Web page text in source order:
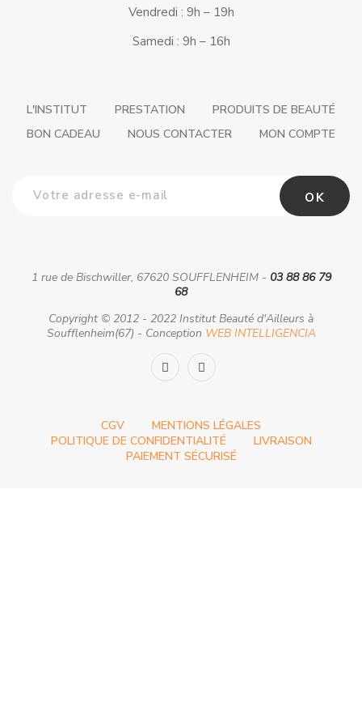
Vendredi : 9h – 19h
Samedi : 9h – 16h
L'INSTITUT PRESTATION
PRODUITS DE BEAUTÉ
BON CADEAU
NOUS CONTACTER MON COMPTE
1 rue de Bischwiller, 67620 SOUFFLENHEIM - 03 88 86 79
68
Copyright © 2012 - 2022 Institut Beauté d'Ailleurs à
Soufflenheim(67) - Conception WEB INTELLIGENCIA
CGV
MENTIONS LÉGALES
POLITIQUE DE CONFIDENTIALITÉ
LIVRAISON
PAIEMENT SÉCURISÉ